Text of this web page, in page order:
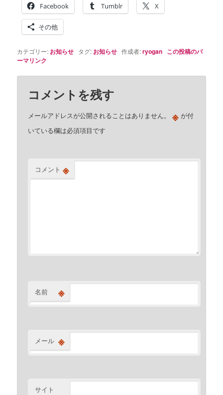
Facebook
Tumblr X
その他
カテゴリー: お知らせ タグ: お知らせ 作成者:ryogan この投稿のパ
ーマリンク
コメントを残す
メールアドレスが公開されることはありません。 ※ が付
いている欄は必須項目です
コメント ※
名前 ※
メール ※
サイト